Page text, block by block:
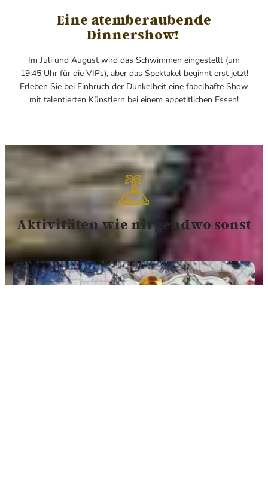
Eine atemberaubende
Dinnershow!
Im Juli und August wird das Schwimmen eingestellt (um
19:45 Uhr für die VIPs), aber das Spektakel beginnt erst jetzt!
Erleben Sie bei Einbruch der Dunkelheit eine fabelhafte Show
mit talentierten Künstlern bei einem appetitlichen Essen!
Aktivitäten wie nirgendwo sonst